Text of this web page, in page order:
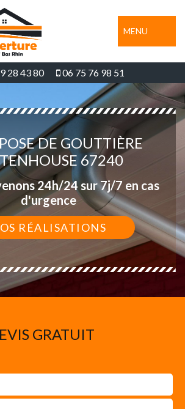
MENU
28 43 80 06 75 76 98 51
DE GOUTTIÈRE
67240
24h/24 sur 7j/7 en cas
d'urgence
RÉALISATIONS
GRATUIT